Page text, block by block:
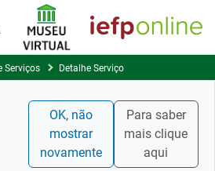
Serviços Detalhe Serviço
OK, não
mostrar
novamente
Para saber
mais clique
aqui